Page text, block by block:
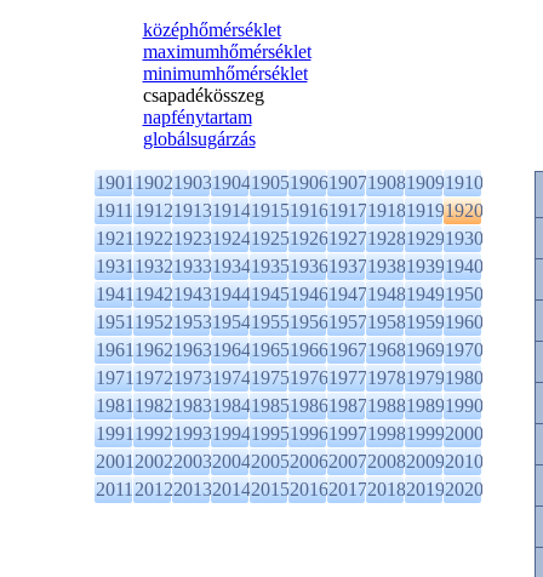
középhőmérséklet
maximumhőmérséklet
minimumhőmérséklet
csapadékösszeg
napfénytartam
globálsugárzás
1901190219031904190519061907190819091910
1911191219131914191519161917191819191920
1921192219231924192519261927192819291930
1931193219331934193519361937193819391940
1941194219431944194519461947194819491950
1951195219531954195519561957195819591960
1961196219631964196519661967196819691970
1971197219731974197519761977197819791980
1981198219831984198519861987198819891990
1991199219931994199519961997199819992000
2001200220032004200520062007200820092010
2011201220132014201520162017201820192020